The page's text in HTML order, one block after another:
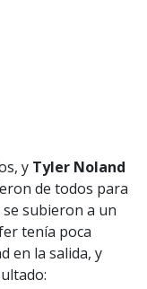
y Tyler Noland
de todos para
subieron a un
tenía poca
en la salida, y